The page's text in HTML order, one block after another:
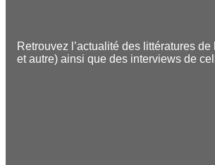
Retrouvez l’actualité des littératures
et autre) ainsi que des interviews de